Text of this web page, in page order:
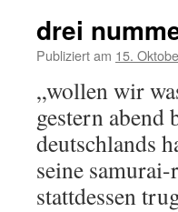
drei
Publiziert am 15.
„wollen wir
gestern abend
deutschlands
seine
stattdessen